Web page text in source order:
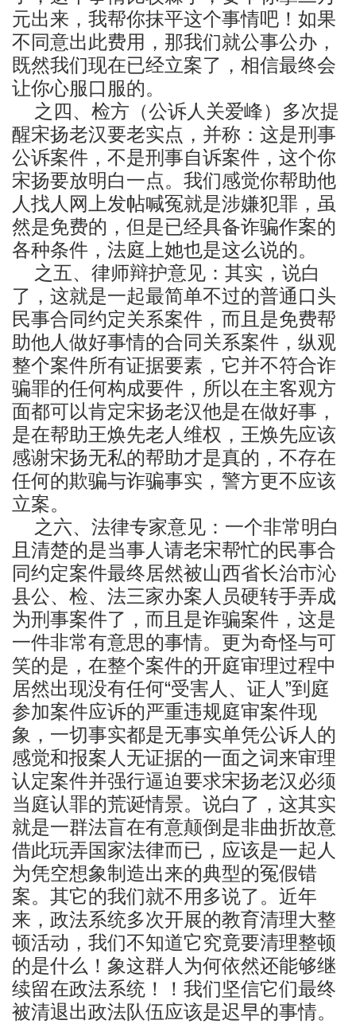
元出来，我帮你抹平这个事情吧！如果
不同意出此费用，那我们就公事公办，
既然我们现在已经立案了，相信最终会
让你心服口服的。
之四、检方（公诉人关爱峰）多次提
醒宋扬老汉要老实点，并称：这是刑事
公诉案件，不是刑事自诉案件，这个你
宋扬要放明白一点。我们感觉你帮助他
人找人网上发帖喊冤就是涉嫌犯罪，虽
然是免费的，但是已经具备诈骗作案的
各种条件，法庭上她也是这么说的。
之五、律师辩护意见：其实，说白
了，这就是一起最简单不过的普通口头
民事合同约定关系案件，而且是免费帮
助他人做好事情的合同关系案件，纵观
整个案件所有证据要素，它并不符合诈
骗罪的任何构成要件，所以在主客观方
面都可以肯定宋扬老汉他是在做好事，
是在帮助王焕先老人维权，王焕先应该
感谢宋扬无私的帮助才是真的，不存在
任何的欺骗与诈骗事实，警方更不应该
立案。
之六、法律专家意见：一个非常明白
且清楚的是当事人请老宋帮忙的民事合
同约定案件最终居然被山西省长治市沁
县公、检、法三家办案人员硬转手弄成
为刑事案件了，而且是诈骗案件，这是
一件非常有意思的事情。更为奇怪与可
笑的是，在整个案件的开庭审理过程中
居然出现没有任何“受害人、证人”到庭
参加案件应诉的严重违规庭审案件现
象，一切事实都是无事实单凭公诉人的
感觉和报案人无证据的一面之词来审理
认定案件并强行逼迫要求宋扬老汉必须
当庭认罪的荒诞情景。说白了，这其实
就是一群法盲在有意颠倒是非曲折故意
借此玩弄国家法律而已，应该是一起人
为凭空想象制造出来的典型的冤假错
案。其它的我们就不用多说了。近年
来，政法系统多次开展的教育清理大整
顿活动，我们不知道它究竟要清理整顿
的是什么！象这群人为何依然还能够继
续留在政法系统！！我们坚信它们最终
被清退出政法队伍应该是迟早的事情。